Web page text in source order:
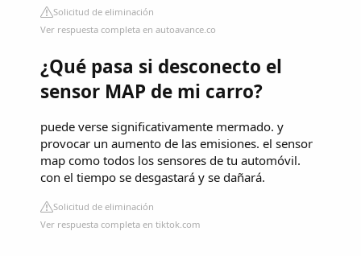
Solicitud de eliminación
Ver respuesta completa en autoavance.co
¿Qué pasa si desconecto el
sensor MAP de mi carro?
puede verse significativamente mermado. y
provocar un aumento de las emisiones. el sensor
map como todos los sensores de tu automóvil.
con el tiempo se desgastará y se dañará.
Solicitud de eliminación
Ver respuesta completa en tiktok.com